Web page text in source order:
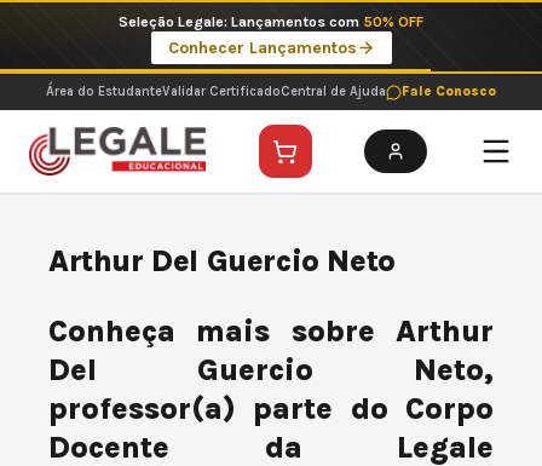
o
conteúdo
Seleção Legale: Lançamentos com 50% OFF
Conhecer Lançamentos
Área do EstudanteValidar CertificadoCentral de Ajuda Fale Conosco
Arthur Del Guercio Neto
Conheça mais sobre Arthur
Del Guercio Neto,
professor(a) parte do Corpo
Docente da Legale